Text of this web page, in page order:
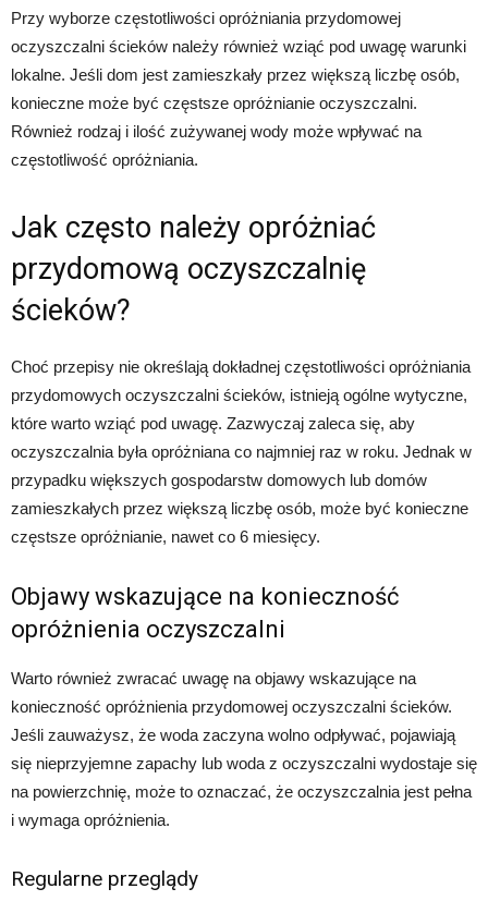
Przy wyborze częstotliwości opróżniania przydomowej
oczyszczalni ścieków należy również wziąć pod uwagę warunki
lokalne. Jeśli dom jest zamieszkały przez większą liczbę osób,
konieczne może być częstsze opróżnianie oczyszczalni.
Również rodzaj i ilość zużywanej wody może wpływać na
częstotliwość opróżniania.
Jak często należy opróżniać
przydomową oczyszczalnię
ścieków?
Choć przepisy nie określają dokładnej częstotliwości opróżniania
przydomowych oczyszczalni ścieków, istnieją ogólne wytyczne,
które warto wziąć pod uwagę. Zazwyczaj zaleca się, aby
oczyszczalnia była opróżniana co najmniej raz w roku. Jednak w
przypadku większych gospodarstw domowych lub domów
zamieszkałych przez większą liczbę osób, może być konieczne
częstsze opróżnianie, nawet co 6 miesięcy.
Objawy wskazujące na konieczność
opróżnienia oczyszczalni
Warto również zwracać uwagę na objawy wskazujące na
konieczność opróżnienia przydomowej oczyszczalni ścieków.
Jeśli zauważysz, że woda zaczyna wolno odpływać, pojawiają
się nieprzyjemne zapachy lub woda z oczyszczalni wydostaje się
na powierzchnię, może to oznaczać, że oczyszczalnia jest pełna
i wymaga opróżnienia.
Regularne przeglądy